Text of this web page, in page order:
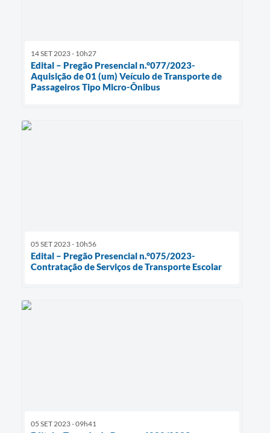
14 SET 2023 - 10h27
Edital – Pregão Presencial n.°077/2023-
Aquisição de 01 (um) Veículo de Transporte de
Passageiros Tipo Micro-Ônibus
05 SET 2023 - 10h56
Edital – Pregão Presencial n.°075/2023-
Contratação de Serviços de Transporte Escolar
05 SET 2023 - 09h41